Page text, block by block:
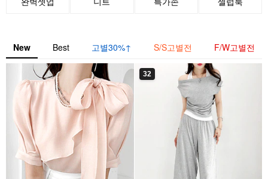
New Best 고별30%↑ S/S고별전 F/W고별전
32